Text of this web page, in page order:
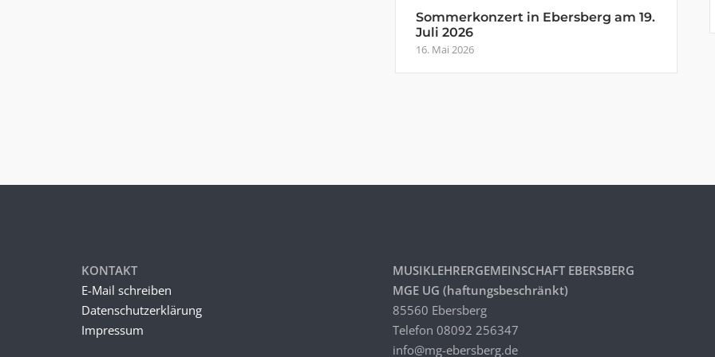
Sommerkonzert in Ebersberg am 19.
Juli 2026
16. Mai 2026
KONTAKT
E-Mail schreiben
Datenschutzerklärung
Impressum
MUSIKLEHRERGEMEINSCHAFT EBERSBERG
MGE UG (haftungsbeschränkt)
85560 Ebersberg
Telefon 08092 256347
info@mg-ebersberg.de